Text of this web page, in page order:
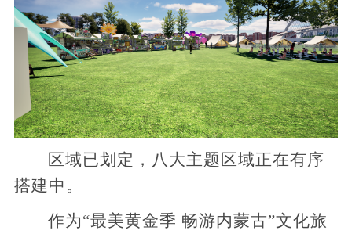
区域已划定，八大主题区域正在有序
搭建中。
作为“最美黄金季 畅游内蒙古”文化旅